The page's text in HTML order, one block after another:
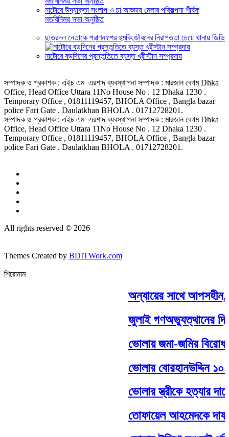
নাটোরে উদ্যাক্তা সংলাপ ও চা আড্ডায় মেলার পরিকল্পনা শীর্ষক
মতবিনিময় সভা অনুষ্ঠিত
ছাত্রদল নেতাকে প্রাণনাশের হুমকি,জীবনের নিরাপত্তা চেয়ে থানায় জিডি
নাটোরে বড়দিনের প্রস্তুতিতে ব্যস্ত খ্রীস্টান সম্প্রদায়
সম্পাদক ও প্রকাশক : এইচ এম এরশাদ ব্যবস্থাপনা সম্পাদক : মারজান বেগম Dhka
Office, Head Office Uttara 11No House No . 12 Dhaka 1230 .
Temporary Office , 01811119457, BHOLA Office , Bangla bazar
police Fari Gate . Daulatkhan BHOLA . 01712728201.
সম্পাদক ও প্রকাশক : এইচ এম এরশাদ ব্যবস্থাপনা সম্পাদক : মারজান বেগম Dhka
Office, Head Office Uttara 11No House No . 12 Dhaka 1230 .
Temporary Office , 01811119457, BHOLA Office , Bangla bazar
police Fari Gate . Daulatkhan BHOLA . 01712728201.
All rights reserved © 2026
Themes Created by BDITWork.com
শিরোনাম
অন্যায়ের সাথে
জুলাই গণঅভ্যুত্থানের
ভোলায় জমা-জমির বিরোধ
ভোলার বোরহানউদ্দিন ১০
ভোলার স্ত্রীকে হত্যার
তোফায়েল আহমেদকে